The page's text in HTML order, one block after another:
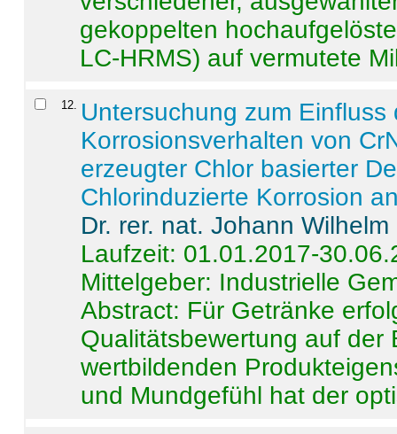
gekoppelten
LC-HRMS) auf vermutete
12
Untersuchung zum
Korrosionsverhalten von
erzeugter Chlor basierter
Chlorinduzierte Korrosion
Dr. rer. nat. Johann
Laufzeit: 01.01.2017-
Mittelgeber: Industrielle
Abstract: Für Getränke
Qualitätsbewertung auf der
wertbildenden
und Mundgefühl hat der